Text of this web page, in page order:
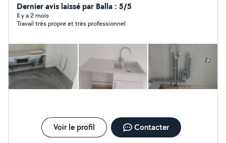
prestations
Dernier avis laissé par Balla : 5/5
Il y a 2 mois
Travail très propre et très professionnel
Voir le profil Contacter